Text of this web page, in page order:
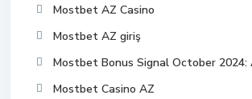
Mostbet AZ Casino
Mostbet AZ giriş
Mostbet Bonus Signal October 2024:
Mostbet Casino AZ